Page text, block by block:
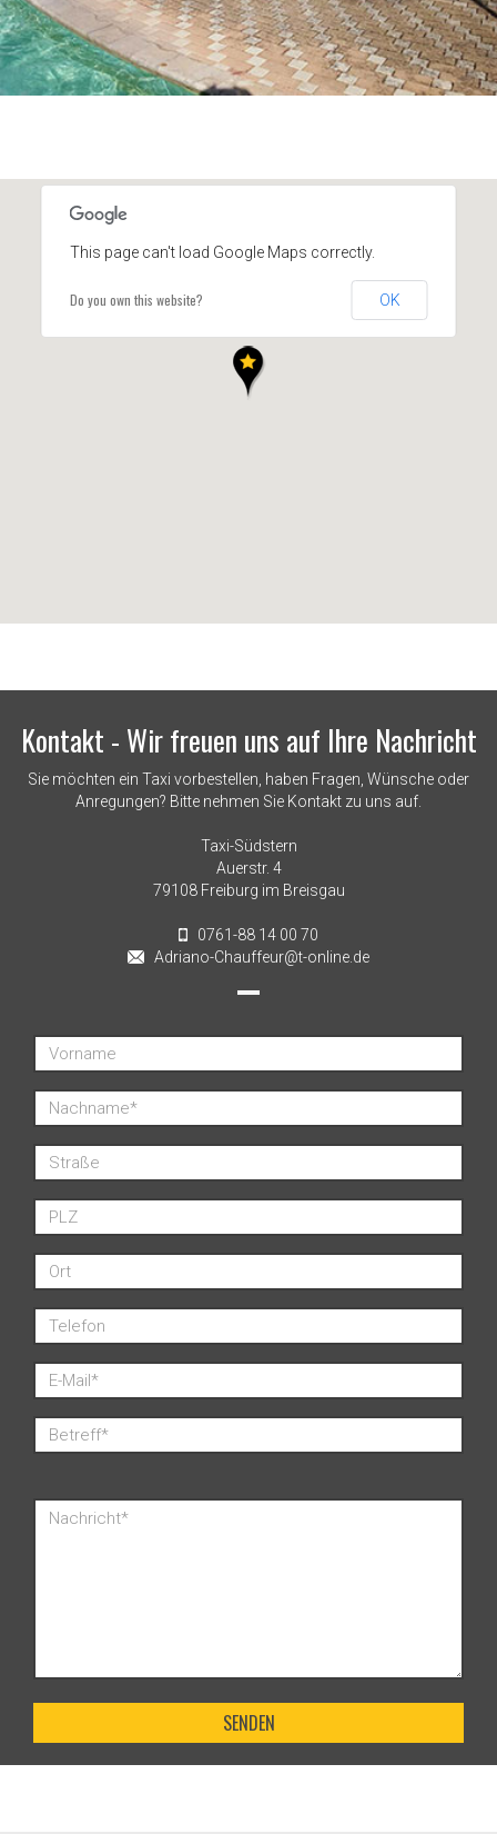
This page can't load Google Maps correctly.
Do you own this website? OK
Kontakt - Wir freuen uns auf Ihre Nachricht
Sie möchten ein Taxi vorbestellen, haben Fragen, Wünsche oder
Anregungen? Bitte nehmen Sie Kontakt zu uns auf.
Taxi-Südstern
Auerstr. 4
79108 Freiburg im Breisgau
0761-88 14 00 70
Adriano-Chauffeur@t-online.de
SENDEN